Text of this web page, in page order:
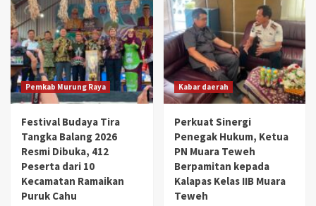
Pemkab Murung Raya
Festival Budaya Tira
Tangka Balang 2026
Resmi Dibuka, 412
Peserta dari 10
Kecamatan Ramaikan
Puruk Cahu
Kabar daerah
Perkuat Sinergi
Penegak Hukum, Ketua
PN Muara Teweh
Berpamitan kepada
Kalapas Kelas IIB Muara
Teweh